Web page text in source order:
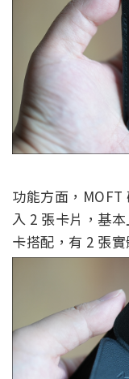
功能方面， MOFT
入 2 張卡片，基
卡搭配，有 2 張